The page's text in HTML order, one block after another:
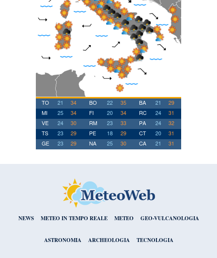
NEWS METEO IN TEMPO REALE METEO GEO-VULCANOLOGIA
ASTRONOMIA ARCHEOLOGIA TECNOLOGIA